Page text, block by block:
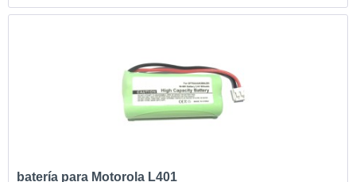
batería para Motorola L401